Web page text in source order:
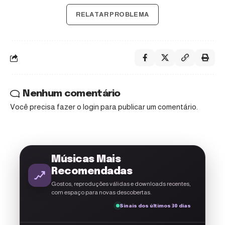
RELATAR PROBLEMA
Nenhum comentário
Você precisa fazer o login para publicar um comentário.
Músicas Mais
Recomendadas
Gostos, reproduções válidas e downloads recentes,
com espaço para novas descobertas.
Sinais dos últimos 30 dias